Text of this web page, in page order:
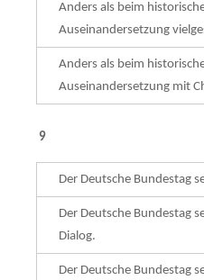
Anders als beim
Auseinandersetzung
Anders als beim
Auseinandersetzung mit
9
Der Deutsche Bundestag
Der Deutsche Bundestag
Dialog.
Der Deutsche Bundestag